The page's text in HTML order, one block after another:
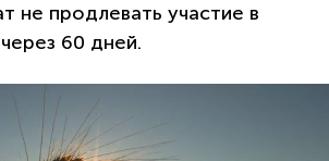
не продлевать участие в
60 дней.